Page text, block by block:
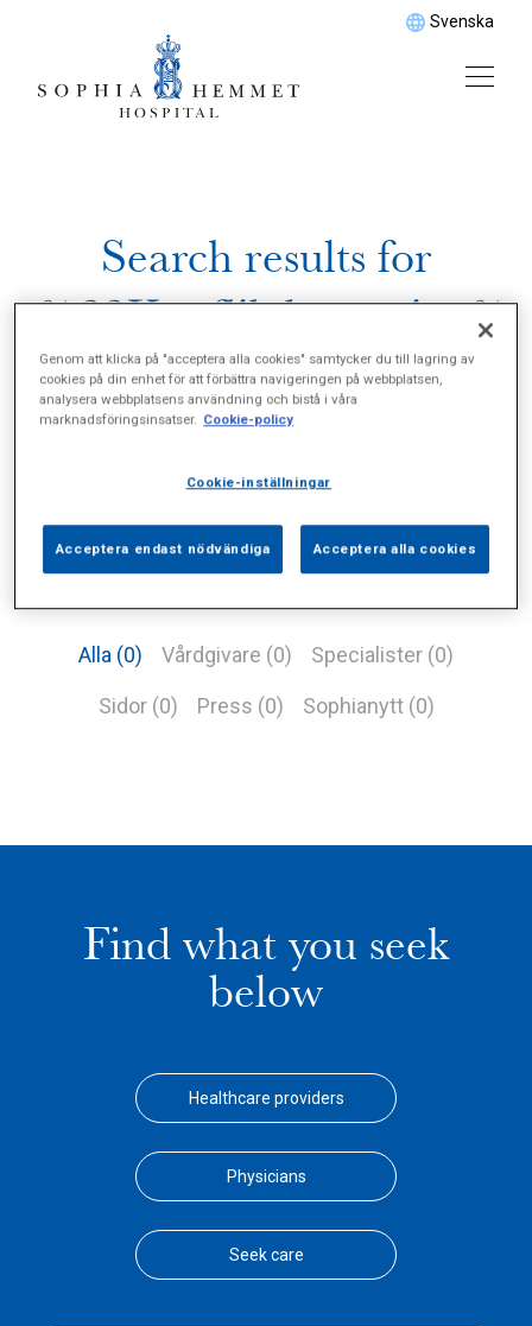
Svenska
Search results for
%22Konflikthantering%
22
Alla (0) Vårdgivare (0) Specialister (0)
Sidor (0) Press (0) Sophianytt (0)
Find what you seek
below
Healthcare providers
Physicians
Seek care
Genom att klicka på "acceptera alla cookies" samtycker du till lagring av
cookies på din enhet för att förbättra navigeringen på webbplatsen,
analysera webbplatsens användning och bistå i våra
marknadsföringsinsatser. Cookie-policy
Cookie-inställningar
Acceptera endast nödvändiga Acceptera alla cookies